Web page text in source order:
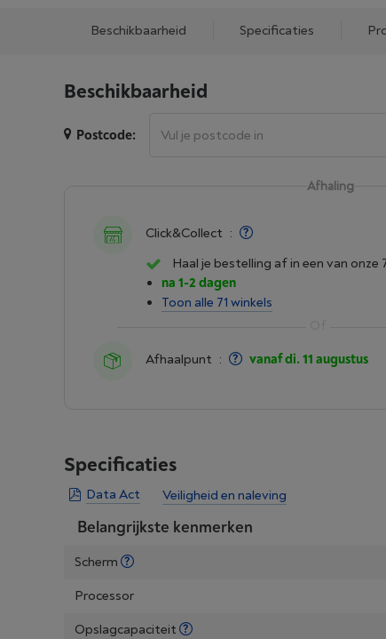
Beschikbaarheid Specificaties
Beschikbaarheid
Postcode:
Afhaling
Click&Collect :
Haal je bestelling af in een van onze
na 1-2 dagen
Toon alle 71 winkels
Afhaalpunt : vanaf di. 11 augustus
Specificaties
Veiligheid en naleving
Data Act
Belangrijkste kenmerken
Scherm
Processor
Opslagcapaciteit